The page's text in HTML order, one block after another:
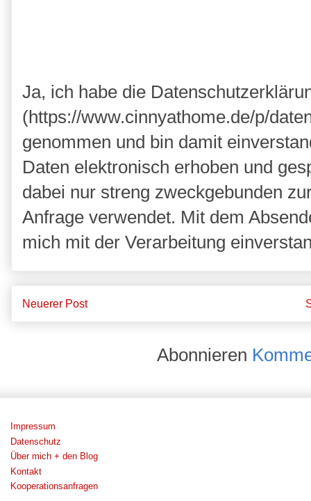
Ja, ich habe die
(https://www.cinnyathome.de/p/
genommen und bin damit
Daten elektronisch erhoben und
dabei nur streng zweckgebunden
Anfrage verwendet. Mit dem
mich mit der Verarbeitung
Neuerer Post
Abonnieren
Impressum
Datenschutz
Über mich + den Blog
Kontakt
Kooperationsanfragen